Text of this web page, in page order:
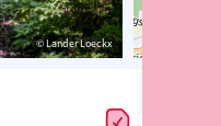
© Lander Loeckx
© Lander Loeckx